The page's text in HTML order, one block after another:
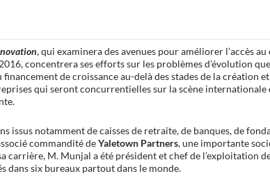
, qui examinera des avenues pour améliorer l’accès
concentrera ses efforts sur les problèmes d’évolution
de croissance au-delà des stades de la création
qui seront concurrentielles sur la scène internationale
issus notamment de caisses de retraite, de banques, de
commandité deYaletown Partners, une importante
carrière, M. Munjal a été président et chef de l’exploitation
dans six bureaux partout dans le monde.